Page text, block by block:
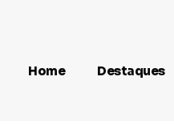
Home Destaques